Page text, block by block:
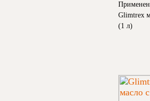
Glimtrex
(1 л)